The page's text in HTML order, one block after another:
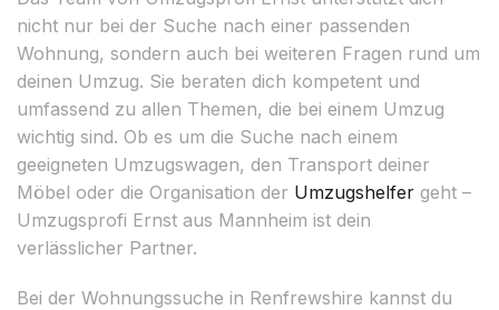
nicht nur bei der Suche nach einer passenden
Wohnung, sondern auch bei weiteren Fragen rund um
deinen Umzug. Sie beraten dich kompetent und
umfassend zu allen Themen, die bei einem Umzug
wichtig sind. Ob es um die Suche nach einem
geeigneten Umzugswagen, den Transport deiner
Möbel oder die Organisation der Umzugshelfer geht –
Umzugsprofi Ernst aus Mannheim ist dein
verlässlicher Partner.
Bei der Wohnungssuche in Renfrewshire kannst du